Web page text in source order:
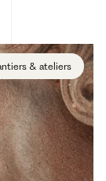
& ateliers